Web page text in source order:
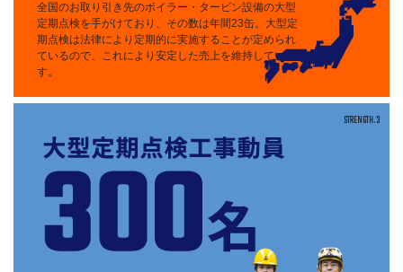
全国のお取り引き先のボイラー・タービン設備の大型
定期点検を手がけており、その数は年間23缶。大型定
期点検は法律により定期的に実施することが定められ
ているので、これにより安定した売上を維持していま
す。
STRENGTH.3